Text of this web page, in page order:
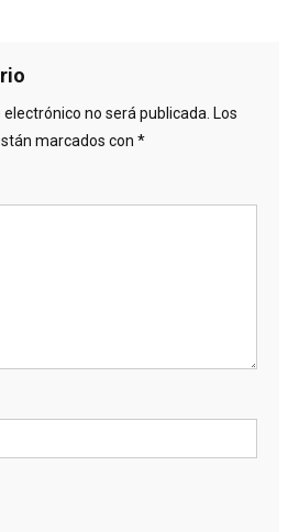
no será publicada. Los
marcados con *